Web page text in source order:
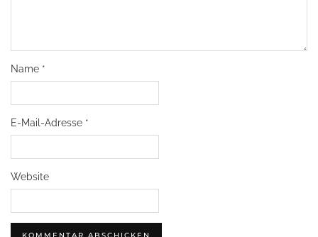
Name *
E-Mail-Adresse *
Website